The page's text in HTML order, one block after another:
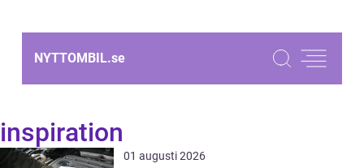
NYTTOMBIL.se
inspiration
01 augusti 2026